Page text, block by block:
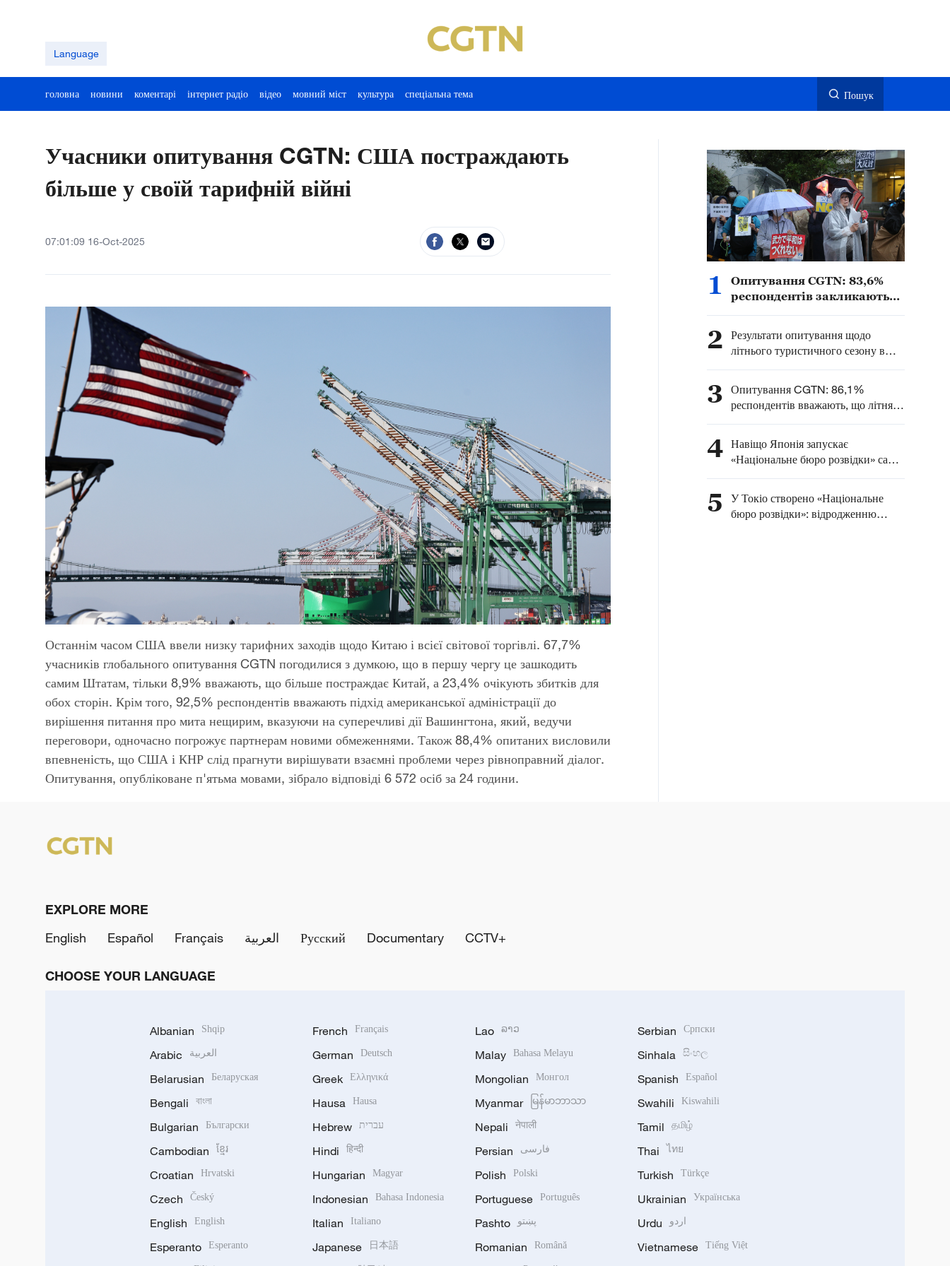
Language
головна новини коментарі інтернет радіо відео мовний міст культура спеціальна тема Пошук
Учасники опитування CGTN: США постраждають
більше у своїй тарифній війні
07:01:09 16-Oct-2025
Останнім часом США ввели низку тарифних заходів щодо Китаю і всієї світової торгівлі. 67,7%
учасників глобального опитування CGTN погодилися з думкою, що в першу чергу це зашкодить
самим Штатам, тільки 8,9% вважають, що більше постраждає Китай, а 23,4% очікують збитків для
обох сторін. Крім того, 92,5% респондентів вважають підхід американської адміністрації до
вирішення питання про мита нещирим, вказуючи на суперечливі дії Вашингтона, який, ведучи
переговори, одночасно погрожує партнерам новими обмеженнями. Також 88,4% опитаних висловили
впевненість, що США і КНР слід прагнути вирішувати взаємні проблеми через рівноправний діалог.
Опитування, опубліковане п'ятьма мовами, зібрало відповіді 6 572 осіб за 24 години.
1
Опитування CGTN: 83,6%
респондентів закликають
розвитком Японії під
прапором нового
мілітаризму
2 Результати опитування щодо
літнього туристичного сезону в
Китаї: понад 90% респондентів
міжнародного інтересу до КНР
3 Опитування CGTN: 86,1%
респондентів вважають, що літня
економіка Китаю сприяє
4 Навіщо Японія запускає
«Національне бюро розвідки» саме
31 липня — у день, що нагадує про
5
У Токіо створено «Національне
бюро розвідки»: відродженню
EXPLORE MORE
English
Español Français العربية Русский Documentary CCTV+
CHOOSE YOUR LANGUAGE
Albanian Shqip
Arabic العربية
Belarusian Беларуская
Bengali বাংলা
Bulgarian Български
Cambodian ខ្មែរ
Croatian Hrvatski
Czech Český
English English
Esperanto Esperanto
French Français
German Deutsch
Greek Ελληνικά
Hausa Hausa
Hebrew עברית
Hindi हिन्दी
Hungarian Magyar
Indonesian Bahasa Indonesia
Italian Italiano
Japanese 日本語
Lao ລາວ
Malay Bahasa Melayu
Mongolian Монгол
Myanmar မြန်မာဘာသာ
Nepali नेपाली
Persian فارسی
Polish Polski
Portuguese Português
Pashto پښتو
Romanian Română
Serbian Српски
Sinhala සිංහල
Spanish Español
Swahili Kiswahili
Tamil தமிழ்
Thai ไทย
Turkish Türkçe
Ukrainian Українська
Urdu اردو
Vietnamese Tiếng Việt